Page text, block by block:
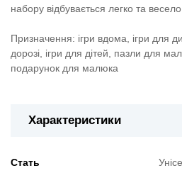
набору відбувається легко та весело.
Призначення: ігри вдома, ігри для
дорозі, ігри для дітей, пазли для
подарунок для малюка
Характеристики
Стать